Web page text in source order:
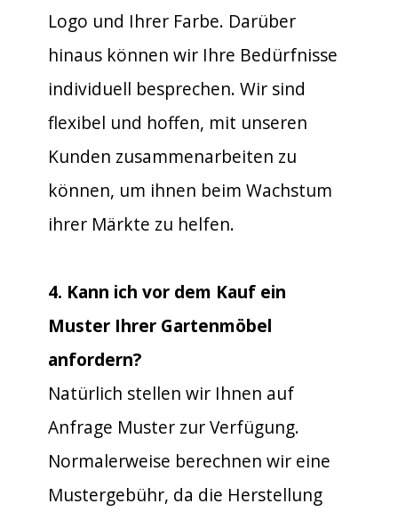
Logo und Ihrer Farbe. Darüber
hinaus können wir Ihre Bedürfnisse
individuell besprechen. Wir sind
flexibel und hoffen, mit unseren
Kunden zusammenarbeiten zu
können, um ihnen beim Wachstum
ihrer Märkte zu helfen.
4. Kann ich vor dem Kauf ein
Muster Ihrer Gartenmöbel
anfordern?
Natürlich stellen wir Ihnen auf
Anfrage Muster zur Verfügung.
Normalerweise berechnen wir eine
Mustergebühr, da die Herstellung